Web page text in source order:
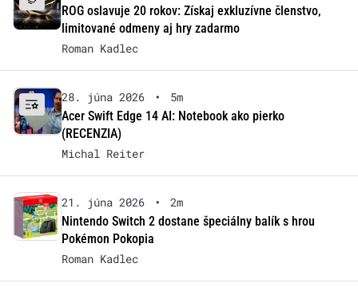
ROG oslavuje 20 rokov: Získaj exkluzívne členstvo,
limitované odmeny aj hry zadarmo
Roman Kadlec
28. júna 2026 •
5m
Acer Swift Edge 14 AI: Notebook ako pierko
(RECENZIA)
Michal Reiter
21. júna 2026 •
2m
Nintendo Switch 2 dostane špeciálny balík s hrou
Pokémon Pokopia
Roman Kadlec